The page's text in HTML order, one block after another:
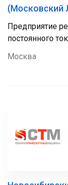
(Московский
Предприятие
постоянного
Москва